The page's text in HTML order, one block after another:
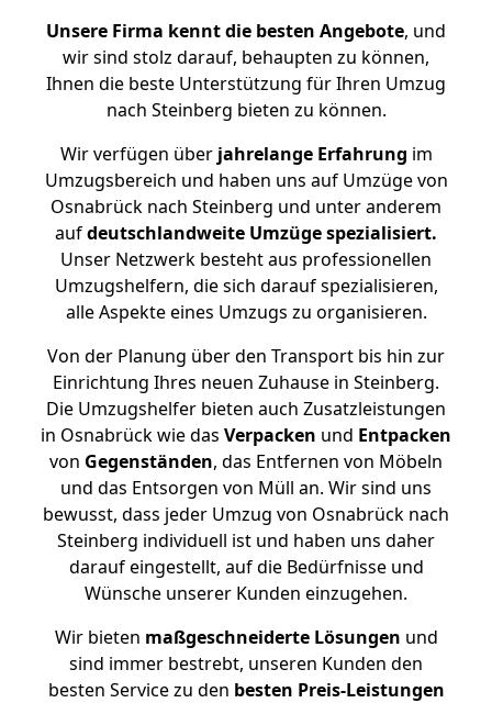
Unsere Firma kennt die besten Angebote, und
wir sind stolz darauf, behaupten zu können,
Ihnen die beste Unterstützung für Ihren Umzug
nach Steinberg bieten zu können.
Wir verfügen überjahrelange Erfahrung im
Umzugsbereich und haben uns auf Umzüge von
Osnabrück nach Steinberg und unter anderem
aufdeutschlandweite Umzüge spezialisiert.
Unser Netzwerk besteht aus professionellen
Umzugshelfern, die sich darauf spezialisieren,
alle Aspekte eines Umzugs zu organisieren.
Von der Planung über den Transport bis hin zur
Einrichtung Ihres neuen Zuhause in Steinberg.
Die Umzugshelfer bieten auch Zusatzleistungen
in Osnabrück wie das Verpacken und Entpacken
von Gegenständen, das Entfernen von Möbeln
und das Entsorgen von Müll an. Wir sind uns
bewusst, dass jeder Umzug von Osnabrück nach
Steinberg individuell ist und haben uns daher
darauf eingestellt, auf die Bedürfnisse und
Wünsche unserer Kunden einzugehen.
Wir bieten maßgeschneiderte Lösungen und
sind immer bestrebt, unseren Kunden den
besten Service zu den besten Preis-Leistungen